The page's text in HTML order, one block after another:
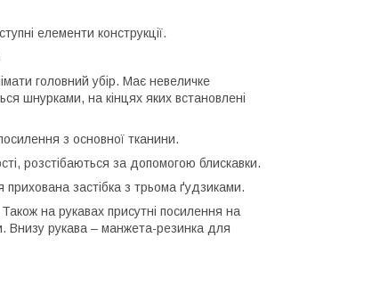
елементи конструкції.
головний убір. Має невеличке
шнурками, на кінцях яких встановлені
з основної тканини.
розстібаються за допомогою блискавки.
прихована застібка з трьома ґудзиками.
на рукавах присутні посилення на
Внизу рукава – манжета-резинка для